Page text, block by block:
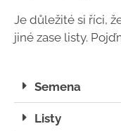
Je důležité si říci,
jiné zase listy.
Semena
Listy